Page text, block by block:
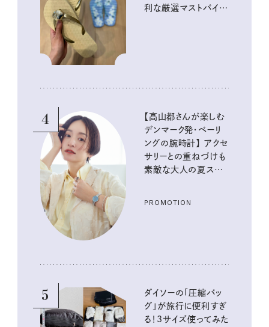
利な厳選マストバイア
4
【高山都さんが楽しむ
デンマーク発・ベーリ
ングの腕時計】 アクセ
サリーとの重ねづけも
素敵な大人の夏スタイ
PROMOTION
5
ダイソーの「圧縮バッ
グ」が旅行に便利すぎ
る！3サイズ使ってみた